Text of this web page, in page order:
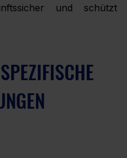
und schützt